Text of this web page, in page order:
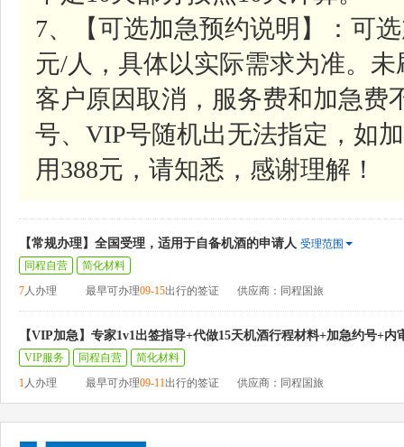
7、【可选加急预约说明】：可
元/人，具体以实际需求为准。
客户原因取消，服务费和加急费
号、VIP号随机出无法指定，如
用388元，请知悉，感谢理解！
【常规办理】全国受理，适用于自备机酒的申请人 受理范围
同程自营
简化材料
7人办理 最早可办理09-15出行的签证 供应商：同程国旅
【VIP加急】专家1v1出签指导+代做15天机酒行程材料+加急约号+内
VIP服务 同程自营
简化材料
1人办理 最早可办理09-11出行的签证 供应商：同程国旅